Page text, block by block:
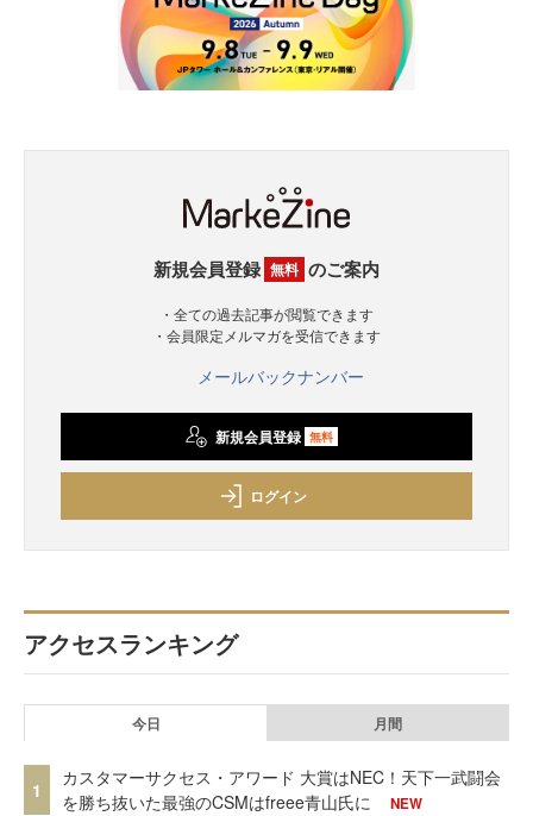
新規会員登録 無料 のご案内
・全ての過去記事が閲覧できます
・会員限定メルマガを受信できます
メールバックナンバー
新規会員登録 無料
ログイン
アクセスランキング
今日 月間
1
カスタマーサクセス・アワード 大賞はNEC！天下一武闘会
を勝ち抜いた最強のCSMはfreee青山氏に
NEW